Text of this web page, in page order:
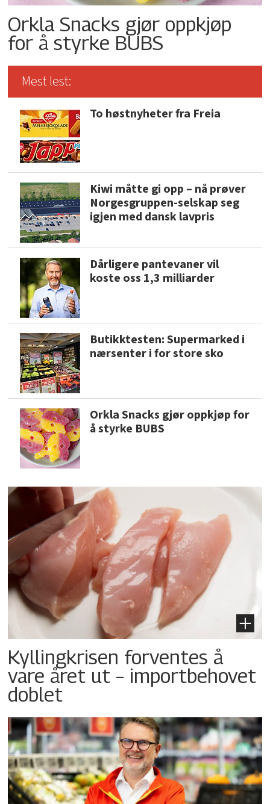
Orkla Snacks gjør oppkjøp
for å styrke BUBS
Mest lest:
To høstnyheter fra Freia
Kiwi måtte gi opp – nå prøver
Norgesgruppen-selskap seg
igjen med dansk lavpris
Dårligere pantevaner vil
koste oss 1,3 milliarder
Butikktesten: Supermarked i
nærsenter i for store sko
Orkla Snacks gjør oppkjøp for
å styrke BUBS
Kyllingkrisen forventes å
vare året ut – importbehovet
doblet